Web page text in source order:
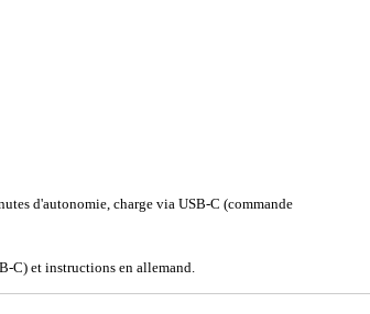
d'autonomie, charge via USB-C (commande
C) et instructions en allemand.